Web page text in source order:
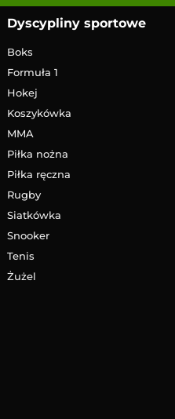
Dyscypliny sportowe
Boks
Formuła 1
Hokej
Koszykówka
MMA
Piłka nożna
Piłka ręczna
Rugby
Siatkówka
Snooker
Tenis
Żużel